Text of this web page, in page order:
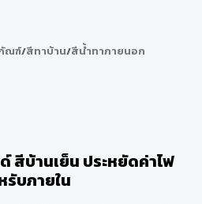
ณฑ์/สีทาบ้าน/สีน้ำทาภายนอก
สีบ้านเย็น ประหยัดค่าไฟ
รับภายใน